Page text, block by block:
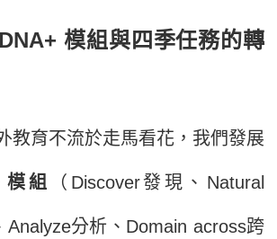
模組與四季任務的轉
育不流於走馬看花，我們發展
模組 （Discover發現、Natural
Analyze分析、Domain across跨